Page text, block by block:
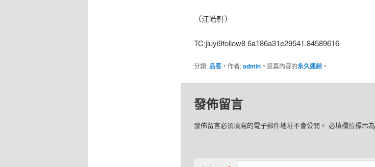
（江皓軒）
TC:jiuyi9follow8 6a186a31e29541.84589616
分類: 品客，作者:admin。這篇內容的永久連結。
發佈留言
發佈留言必須填寫的電子郵件地址不會公開。 必填欄位標示為